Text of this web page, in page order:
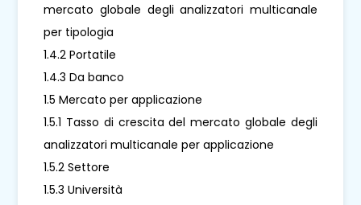
mercato globale degli analizzatori multicanale
per tipologia
1.4.2 Portatile
1.4.3 Da banco
1.5 Mercato per applicazione
1.5.1 Tasso di crescita del mercato globale degli
analizzatori multicanale per applicazione
1.5.2 Settore
1.5.3 Università